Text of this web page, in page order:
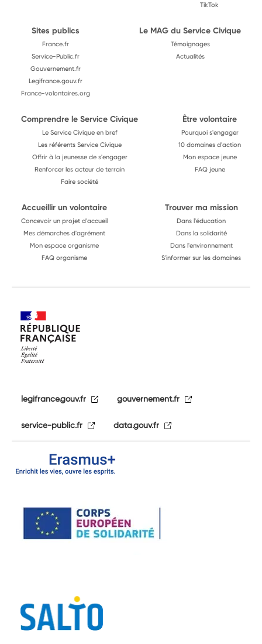
TikTok
Sites publics
France.fr
Service-Public.fr
Gouvernement.fr
Legifrance.gouv.fr
France-volontaires.org
Le MAG du Service Civique
Témoignages
Actualités
Comprendre le Service Civique
Le Service Civique en bref
Les référents Service Civique
Offrir à la jeunesse de s'engager
Renforcer les acteur de terrain
Faire société
Être volontaire
Pourquoi s'engager
10 domaines d'action
Mon espace jeune
FAQ jeune
Accueillir un volontaire
Concevoir un projet d'accueil
Mes démarches d'agrément
Mon espace organisme
FAQ organisme
Trouver ma mission
Dans l'éducation
Dans la solidarité
Dans l'environnement
S'informer sur les domaines
legifrance.gouv.fr gouvernement.fr
service-public.fr data.gouv.fr